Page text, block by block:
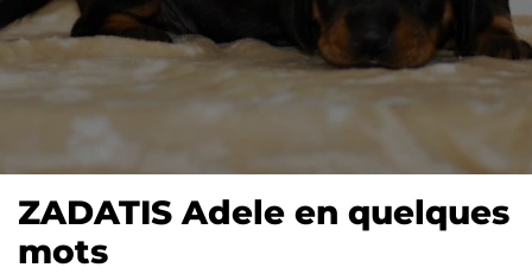
ZADATIS Adele en quelques
mots